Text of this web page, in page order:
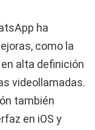
ha
como la
alta definición
videollamadas.
también
en iOS y